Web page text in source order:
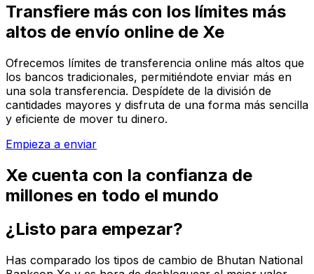
Transfiere más con los límites más
altos de envío online de Xe
Ofrecemos límites de transferencia online más altos que
los bancos tradicionales, permitiéndote enviar más en
una sola transferencia. Despídete de la división de
cantidades mayores y disfruta de una forma más sencilla
y eficiente de mover tu dinero.
Empieza a enviar
Xe cuenta con la confianza de
millones en todo el mundo
¿Listo para empezar?
Has comparado los tipos de cambio de Bhutan National